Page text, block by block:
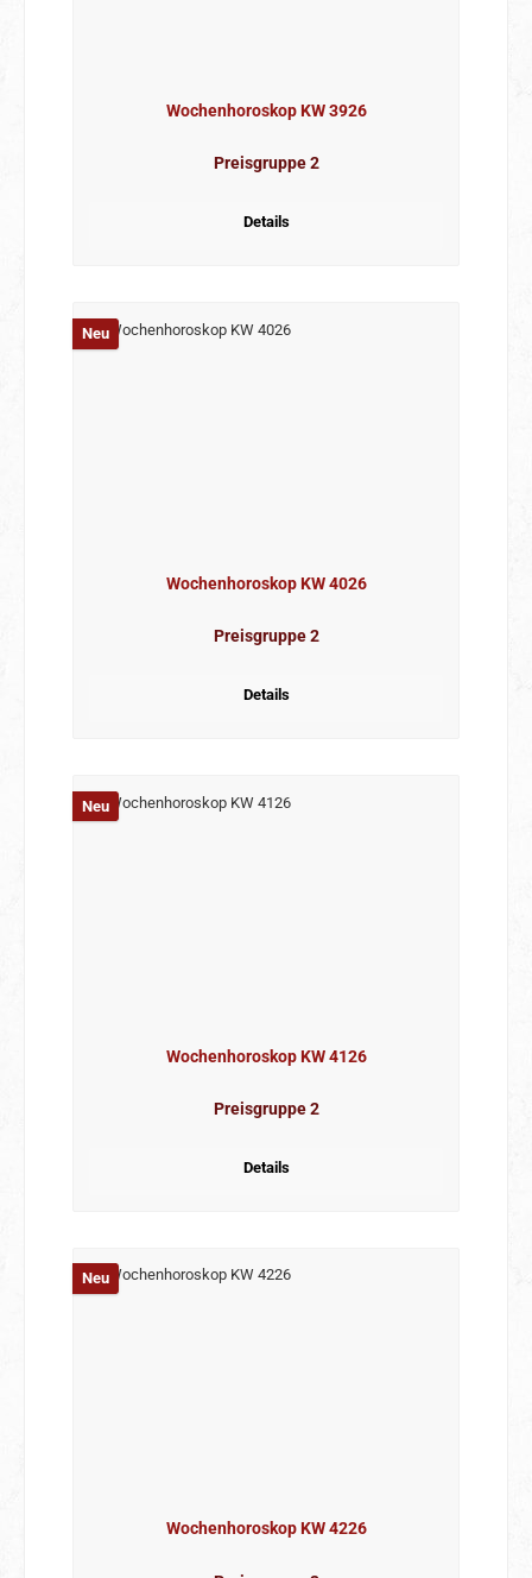
Wochenhoroskop KW 3926
Preisgruppe 2
Details
Neu
Wochenhoroskop KW 4026
Preisgruppe 2
Details
Neu
Wochenhoroskop KW 4126
Preisgruppe 2
Details
Neu
Wochenhoroskop KW 4226